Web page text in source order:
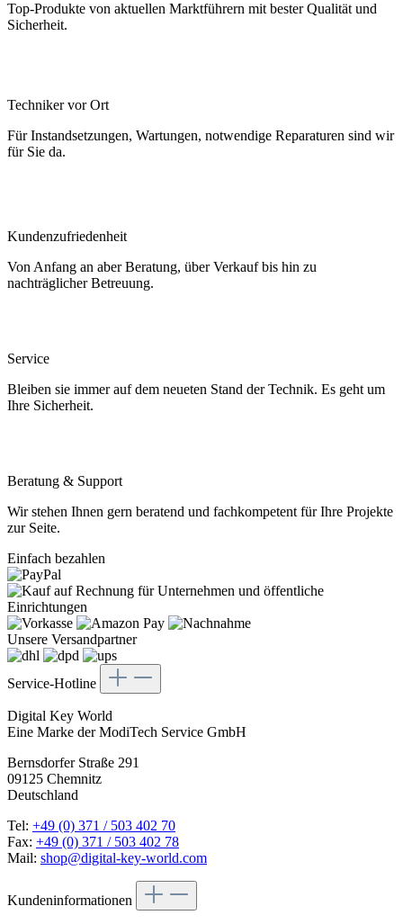
Top-Produkte von aktuellen Marktführern mit bester Qualität und
Sicherheit.
Techniker vor Ort
Für Instandsetzungen, Wartungen, notwendige Reparaturen sind wir
für Sie da.
Kundenzufriedenheit
Von Anfang an aber Beratung, über Verkauf bis hin zu
nachträglicher Betreuung.
Service
Bleiben sie immer auf dem neueten Stand der Technik. Es geht um
Ihre Sicherheit.
Beratung & Support
Wir stehen Ihnen gern beratend und fachkompetent für Ihre Projekte
zur Seite.
Einfach bezahlen
Unsere Versandpartner
Service-Hotline
Digital Key World
Eine Marke der ModiTech Service GmbH
Bernsdorfer Straße 291
09125 Chemnitz
Deutschland
Tel: +49 (0) 371 / 503 402 70
Fax: +49 (0) 371 / 503 402 78
Mail: shop@digital-key-world.com
Kundeninformationen